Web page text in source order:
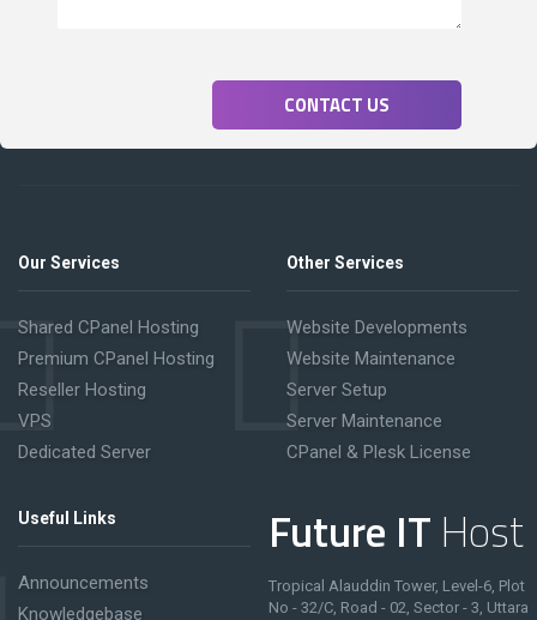
CONTACT US
Our Services
Shared CPanel Hosting
Premium CPanel Hosting
Reseller Hosting
VPS
Dedicated Server
Other Services
Website Developments
Website Maintenance
Server Setup
Server Maintenance
CPanel & Plesk License
Useful Links
Announcements
Knowledgebase
Future IT Host
Tropical Alauddin Tower, Level-6, Plot
No - 32/C, Road - 02, Sector - 3, Uttara